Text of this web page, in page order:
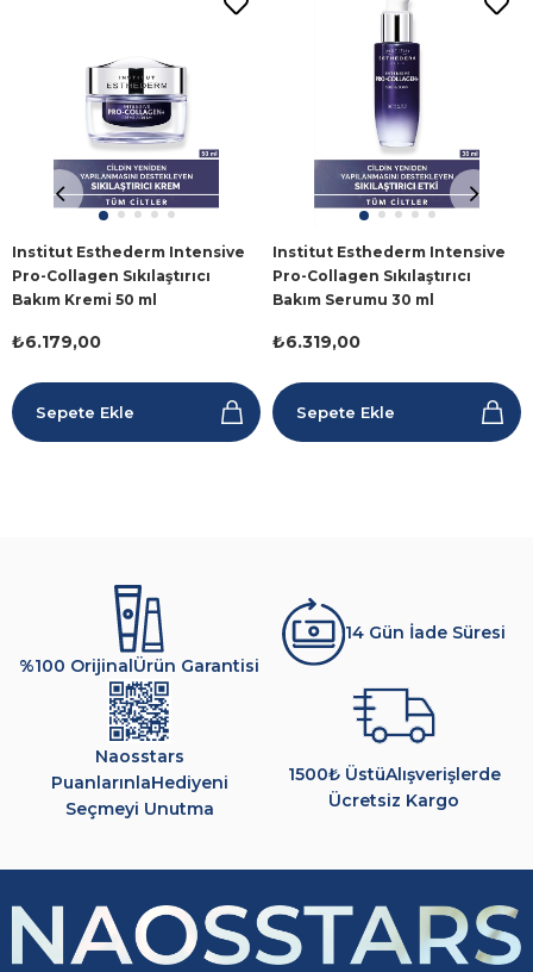
Institut Esthederm Intensive
Pro-Collagen Sıkılaştırıcı
Bakım Kremi 50 ml
₺6.179,00
Sepete Ekle
Institut Esthederm Intensive
Pro-Collagen Sıkılaştırıcı
Bakım Serumu 30 ml
₺6.319,00
Sepete Ekle
%100 OrijinalÜrün Garantisi
14 Gün İade Süresi
Naosstars
PuanlarınlaHediyeni
Seçmeyi Unutma
1500₺ ÜstüAlışverişlerde
Ücretsiz Kargo